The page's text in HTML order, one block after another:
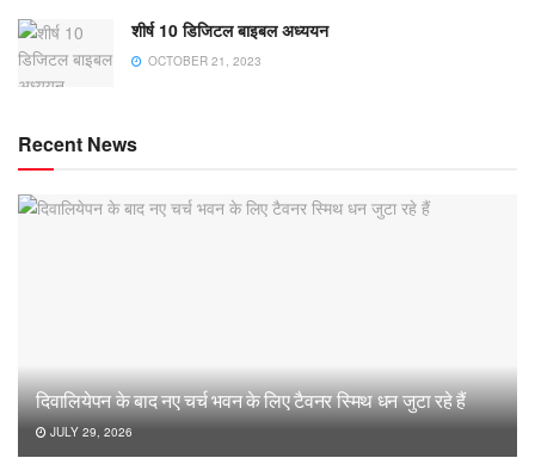
शीर्ष 10 डिजिटल बाइबल अध्ययन
OCTOBER 21, 2023
Recent News
दिवालियेपन के बाद नए चर्च भवन के लिए टैवनर स्मिथ धन जुटा रहे हैं
JULY 29, 2026